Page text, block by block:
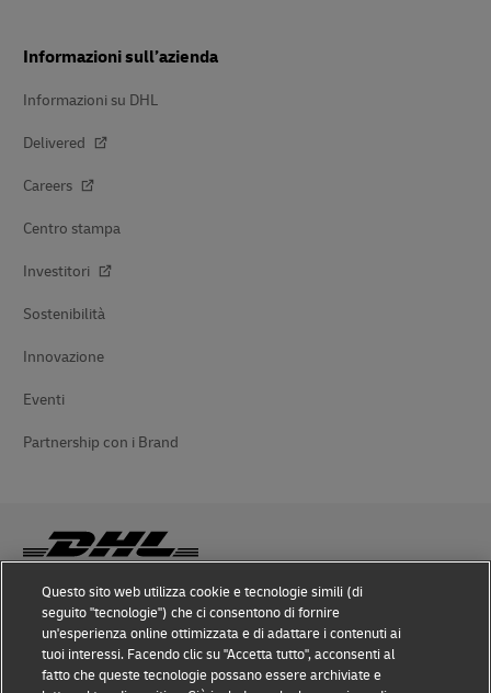
Informazioni sull’azienda
Informazioni su DHL
Delivered
Careers
Centro stampa
Investitori
Sostenibilità
Innovazione
Eventi
Partnership con i Brand
Prevenzione delle frodi
Nota legale
Questo sito web utilizza cookie e tecnologie simili (di
seguito "tecnologie") che ci consentono di fornire
un'esperienza online ottimizzata e di adattare i contenuti ai
tuoi interessi. Facendo clic su "Accetta tutto", acconsenti al
fatto che queste tecnologie possano essere archiviate e